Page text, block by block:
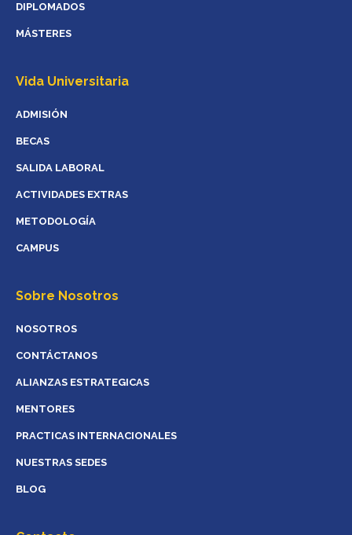
DIPLOMADOS
MÁSTERES
Vida Universitaria
ADMISIÓN
BECAS
SALIDA LABORAL
ACTIVIDADES EXTRAS
METODOLOGÍA
CAMPUS
Sobre Nosotros
NOSOTROS
CONTÁCTANOS
ALIANZAS ESTRATEGICAS
MENTORES
PRACTICAS INTERNACIONALES
NUESTRAS SEDES
BLOG